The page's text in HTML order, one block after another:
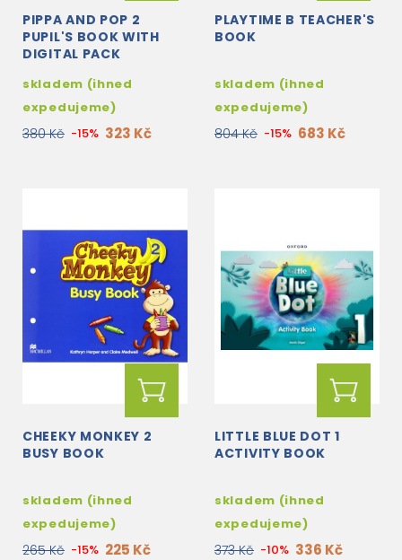
PIPPA AND POP 2
PUPIL'S BOOK WITH
DIGITAL PACK
skladem (ihned
expedujeme)
380 Kč -15% 323 Kč
PLAYTIME B TEACHER'S
BOOK
skladem (ihned
expedujeme)
804 Kč -15% 683 Kč
CHEEKY MONKEY 2
BUSY BOOK
skladem (ihned
expedujeme)
265 Kč -15% 225 Kč
LITTLE BLUE DOT 1
ACTIVITY BOOK
skladem (ihned
expedujeme)
373 Kč -10% 336 Kč